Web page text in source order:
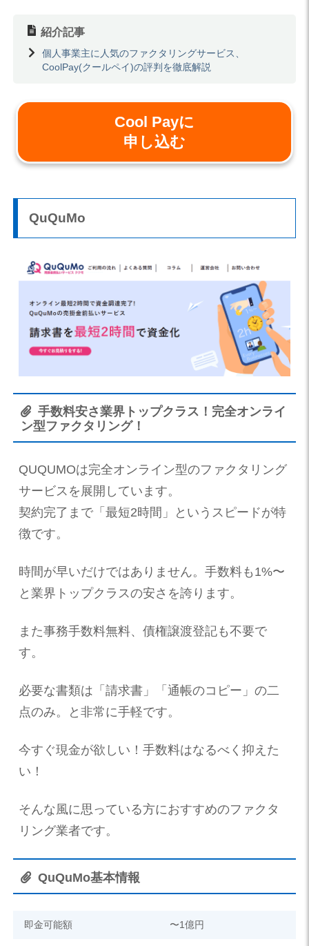
紹介記事
個人事業主に人気のファクタリングサービス、
CoolPay(クールペイ)の評判を徹底解説
Cool Payに
申し込む
QuQuMo
手数料安さ業界トップクラス！完全オンライ
ン型ファクタリング！
QUQUMOは完全オンライン型のファクタリング
サービスを展開しています。
契約完了まで「最短2時間」というスピードが特
徴です。
時間が早いだけではありません。手数料も1%〜
と業界トップクラスの安さを誇ります。
また事務手数料無料、債権譲渡登記も不要で
す。
必要な書類は「請求書」「通帳のコピー」の二
点のみ。と非常に手軽です。
今すぐ現金が欲しい！手数料はなるべく抑えた
い！
そんな風に思っている方におすすめのファクタ
リング業者です。
QuQuMo基本情報
即金可能額 〜1億円